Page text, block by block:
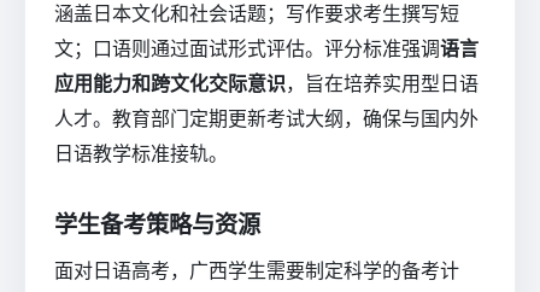
涵盖日本文化和社会话题；写作要求考生撰写短
文；口语则通过面试形式评估。评分标准强调语言
应用能力和跨文化交际意识，旨在培养实用型日语
人才。教育部门定期更新考试大纲，确保与国内外
日语教学标准接轨。
学生备考策略与资源
面对日语高考，广西学生需要制定科学的备考计